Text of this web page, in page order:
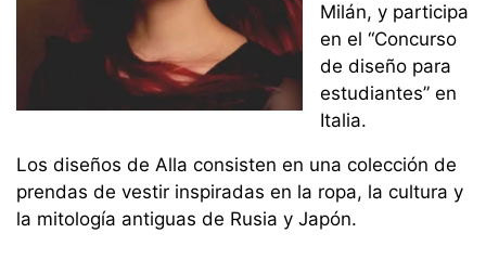
Milán, y participa
en el “Concurso
de diseño para
estudiantes” en
Italia.
Los diseños de Alla consisten en una colección de
prendas de vestir inspiradas en la ropa, la cultura y
la mitología antiguas de Rusia y Japón.